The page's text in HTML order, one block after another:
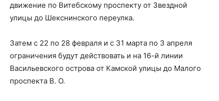
движение по Витебскому проспекту от Звездной
улицы до Шекснинского переулка.
Затем с 22 по 28 февраля и с 31 марта по 3 апреля
ограничения будут действовать и на 16-й линии
Васильевского острова от Камской улицы до Малого
проспекта В. О.